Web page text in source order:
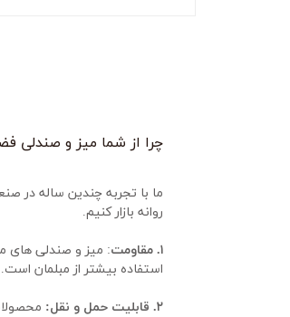
چرا از شما میز و صندلی
روانه بازار کنیم.
۱. مقاومت
استفاده بیشتر از مبلمان است.
۲. قابلیت حمل و نقل: